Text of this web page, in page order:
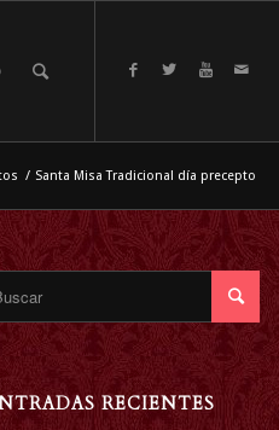
/ Santa Misa Tradicional día precepto
RECIENTES